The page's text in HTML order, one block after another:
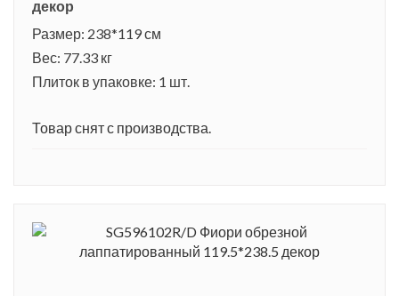
декор
Размер: 238*119 см
Вес: 77.33 кг
Плиток в упаковке: 1 шт.
Товар снят с производства.